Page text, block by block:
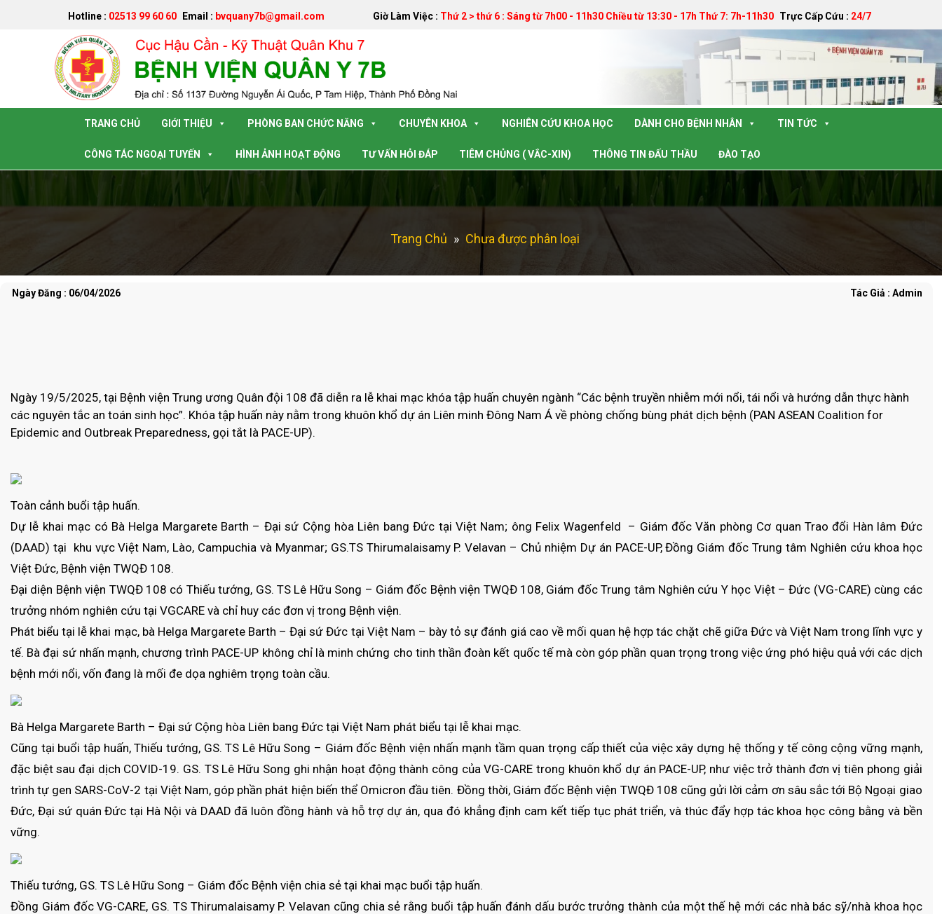
Hotline : 02513 99 60 60 Email : bvquany7b@gmail.com Giờ Làm Việc : Thứ 2 > thứ 6 : Sáng từ 7h00 - 11h30 Chiều từ 13:30 - 17h Thứ 7: 7h-11h30 Trực Cấp Cứu : 24/7
TRANG CHỦ GIỚI THIỆU PHÒNG BAN CHỨC NĂNG CHUYÊN KHOA NGHIÊN CỨU KHOA HỌC DÀNH CHO BỆNH NHÂN TIN TỨC
CÔNG TÁC NGOẠI TUYẾN HÌNH ẢNH HOẠT ĐỘNG TƯ VẤN HỎI ĐÁP TIÊM CHỦNG ( VẮC-XIN) THÔNG TIN ĐẤU THẦU ĐÀO TẠO
Trang Chủ » Chưa được phân loại
Ngày Đăng : 06/04/2026 Tác Giả : Admin
Ngày 19/5/2025, tại Bệnh viện Trung ương Quân đội 108 đã diễn ra lễ khai mạc khóa tập huấn chuyên ngành “Các bệnh truyền nhiễm mới nổi, tái nổi và hướng dẫn thực hành
các nguyên tắc an toán sinh học”. Khóa tập huấn này nằm trong khuôn khổ dự án Liên minh Đông Nam Á về phòng chống bùng phát dịch bệnh (PAN ASEAN Coalition for
Epidemic and Outbreak Preparedness, gọi tắt là PACE-UP).
Toàn cảnh buổi tập huấn.
Dự lễ khai mạc có Bà Helga Margarete Barth – Đại sứ Cộng hòa Liên bang Đức tại Việt Nam; ông Felix Wagenfeld – Giám đốc Văn phòng Cơ quan Trao đổi Hàn lâm Đức
(DAAD) tại khu vực Việt Nam, Lào, Campuchia và Myanmar; GS.TS Thirumalaisamy P. Velavan – Chủ nhiệm Dự án PACE-UP, Đồng Giám đốc Trung tâm Nghiên cứu khoa học
Việt Đức, Bệnh viện TWQĐ 108.
Đại diện Bệnh viện TWQĐ 108 có Thiếu tướng, GS. TS Lê Hữu Song – Giám đốc Bệnh viện TWQĐ 108, Giám đốc Trung tâm Nghiên cứu Y học Việt – Đức (VG-CARE) cùng các
trưởng nhóm nghiên cứu tại VGCARE và chỉ huy các đơn vị trong Bệnh viện.
Phát biểu tại lễ khai mạc, bà Helga Margarete Barth – Đại sứ Đức tại Việt Nam – bày tỏ sự đánh giá cao về mối quan hệ hợp tác chặt chẽ giữa Đức và Việt Nam trong lĩnh vực y
tế. Bà đại sứ nhấn mạnh, chương trình PACE-UP không chỉ là minh chứng cho tinh thần đoàn kết quốc tế mà còn góp phần quan trọng trong việc ứng phó hiệu quả với các dịch
bệnh mới nổi, vốn đang là mối đe dọa nghiêm trọng toàn cầu.
Bà Helga Margarete Barth – Đại sứ Cộng hòa Liên bang Đức tại Việt Nam phát biểu tại lễ khai mạc.
Cũng tại buổi tập huấn, Thiếu tướng, GS. TS Lê Hữu Song – Giám đốc Bệnh viện nhấn mạnh tầm quan trọng cấp thiết của việc xây dựng hệ thống y tế công cộng vững mạnh,
đặc biệt sau đại dịch COVID-19. GS. TS Lê Hữu Song ghi nhận hoạt động thành công của VG-CARE trong khuôn khổ dự án PACE-UP, như việc trở thành đơn vị tiên phong giải
trình tự gen SARS-CoV-2 tại Việt Nam, góp phần phát hiện biến thể Omicron đầu tiên. Đồng thời, Giám đốc Bệnh viện TWQĐ 108 cũng gửi lời cảm ơn sâu sắc tới Bộ Ngoại giao
Đức, Đại sứ quán Đức tại Hà Nội và DAAD đã luôn đồng hành và hỗ trợ dự án, qua đó khẳng định cam kết tiếp tục phát triển, và thúc đẩy hợp tác khoa học công bằng và bền
vững.
Thiếu tướng, GS. TS Lê Hữu Song – Giám đốc Bệnh viện chia sẻ tại khai mạc buổi tập huấn.
Đồng Giám đốc VG-CARE, GS. TS Thirumalaisamy P. Velavan cũng chia sẻ rằng buổi tập huấn đánh dấu bước trưởng thành của một thế hệ mới các nhà bác sỹ/nhà khoa học
Đã kết nối EMC